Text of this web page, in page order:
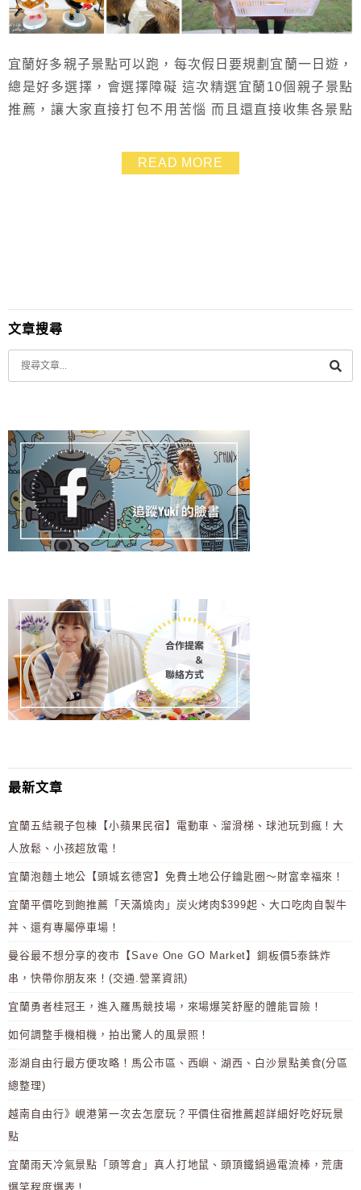
宜蘭好多親子景點可以跑，每次假日要規劃宜蘭一日遊，
總是好多選擇，會選擇障礙 這次精選宜蘭10個親子景點
推薦，讓大家直接打包不用苦惱 而且還直接收集各景點
方便，比現場買票更便宜！ 這樣就可以讓爸爸媽媽省錢
READ MORE
文章搜尋
最新文章
宜蘭五結親子包棟【小蘋果民宿】電動車、溜滑梯、球池玩到瘋！大
人放鬆、小孩超放電！
宜蘭泡麵土地公【頭城玄德宮】免費土地公仔鑰匙圈～財富幸福來！
宜蘭平價吃到飽推薦「天滿燒肉」炭火烤肉$399起、大口吃肉自製牛
丼、還有專屬停車場！
曼谷最不想分享的夜市【Save One GO Market】銅板價5泰銖炸
串，快帶你朋友來！(交通.營業資訊)
宜蘭勇者桂冠王，進入羅馬競技場，來場爆笑舒壓的體能冒險！
如何調整手機相機，拍出驚人的風景照！
澎湖自由行最方便攻略！馬公市區、西嶼、湖西、白沙景點美食(分區
總整理)
越南自由行》峴港第一次去怎麼玩？平價住宿推薦超詳細好吃好玩景
點
宜蘭雨天冷氣景點「頭等倉」真人打地鼠、頭頂鐵鍋過電流棒，荒唐
爆笑程度爆表！